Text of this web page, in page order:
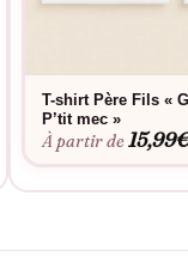
T-shirt Père Fils «
P’tit mec »
À partir de15,99€